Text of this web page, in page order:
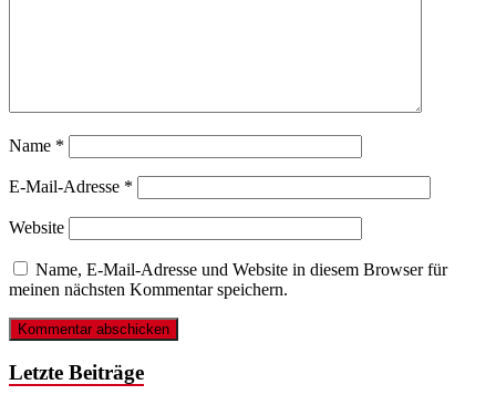
Name *
E-Mail-Adresse *
Website
Name, E-Mail-Adresse und Website in diesem Browser für
meinen nächsten Kommentar speichern.
Letzte Beiträge